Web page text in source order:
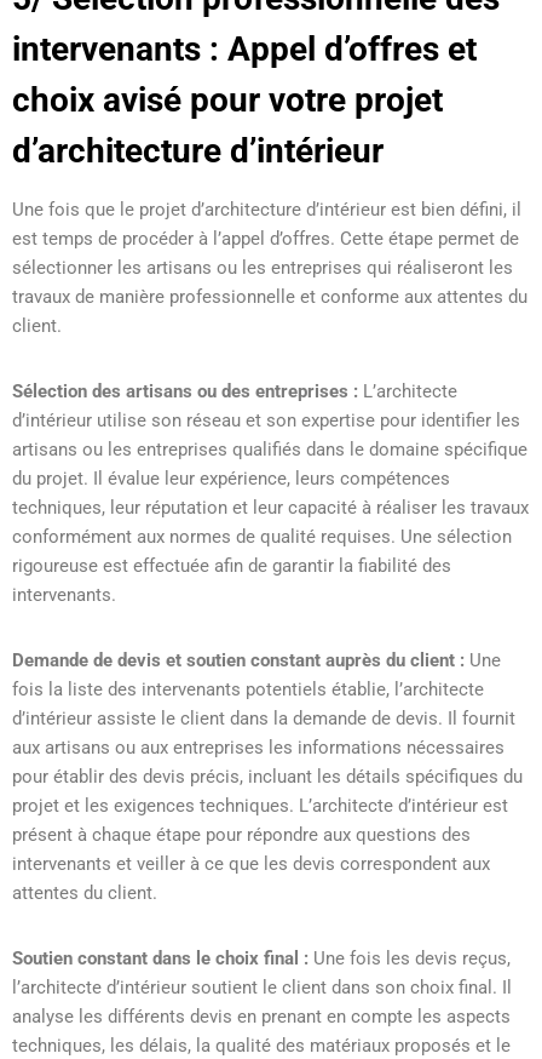
intervenants : Appel d’offres et
choix avisé pour votre projet
d’architecture d’intérieur
Une fois que le projet d’architecture d’intérieur est bien défini, il
est temps de procéder à l’appel d’offres. Cette étape permet de
sélectionner les artisans ou les entreprises qui réaliseront les
travaux de manière professionnelle et conforme aux attentes du
client.
Sélection des artisans ou des entreprises : L’architecte
d’intérieur utilise son réseau et son expertise pour identifier les
artisans ou les entreprises qualifiés dans le domaine spécifique
du projet. Il évalue leur expérience, leurs compétences
techniques, leur réputation et leur capacité à réaliser les travaux
conformément aux normes de qualité requises. Une sélection
rigoureuse est effectuée afin de garantir la fiabilité des
intervenants.
Demande de devis et soutien constant auprès du client : Une
fois la liste des intervenants potentiels établie, l’architecte
d’intérieur assiste le client dans la demande de devis. Il fournit
aux artisans ou aux entreprises les informations nécessaires
pour établir des devis précis, incluant les détails spécifiques du
projet et les exigences techniques. L’architecte d’intérieur est
présent à chaque étape pour répondre aux questions des
intervenants et veiller à ce que les devis correspondent aux
attentes du client.
Soutien constant dans le choix final : Une fois les devis reçus,
l’architecte d’intérieur soutient le client dans son choix final. Il
analyse les différents devis en prenant en compte les aspects
techniques, les délais, la qualité des matériaux proposés et le